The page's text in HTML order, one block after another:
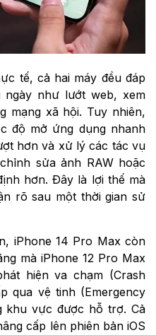
tế, cả hai máy đều đáp
như lướt web, xem
mạng xã hội. Tuy nhiên,
độ mở ứng dụng nhanh
hơn và xử lý các tác vụ
sửa ảnh RAW hoặc
hơn. Đây là lợi thế mà
rõ sau một thời gian sử
iPhone 14 Pro Max còn
mà iPhone 12 Pro Max
hiện va chạm (Crash
qua vệ tinh (Emergency
khu vực được hỗ trợ. Cả
cấp lên phiên bản iOS